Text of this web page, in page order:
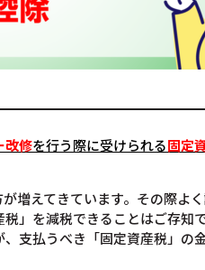
改修を行う際に受けられる固定
増えてきています。その際よ
」を減税できることはご存知
支払うべき「固定資産税」の